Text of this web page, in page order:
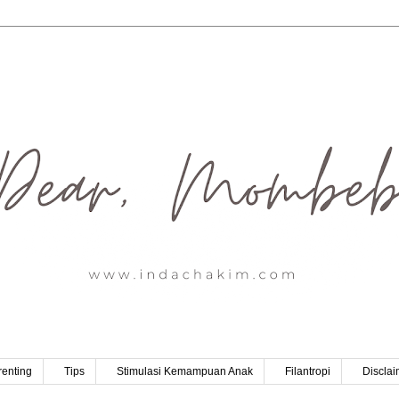
Tips Stimulasi Kemampuan Anak Filantropi